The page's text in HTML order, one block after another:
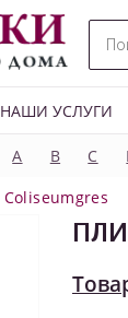
НАШИ УСЛУГИ
A B C
Coliseumgres